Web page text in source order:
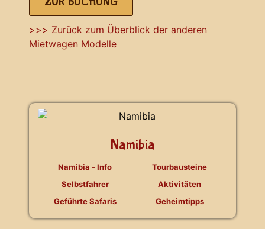
>>> Zurück zum Überblick der anderen
Mietwagen Modelle
Namibia
Namibia - Info
Selbstfahrer
Geführte Safaris
Tourbausteine
Aktivitäten
Geheimtipps